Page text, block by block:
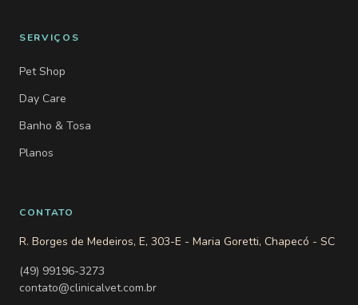
SERVIÇOS
Pet Shop
Day Care
Banho & Tosa
Planos
CONTATO
R. Borges de Medeiros, E, 303-E - Maria Goretti, Chapecó - SC
(49) 99196-3273
contato@clinicalvet.com.br